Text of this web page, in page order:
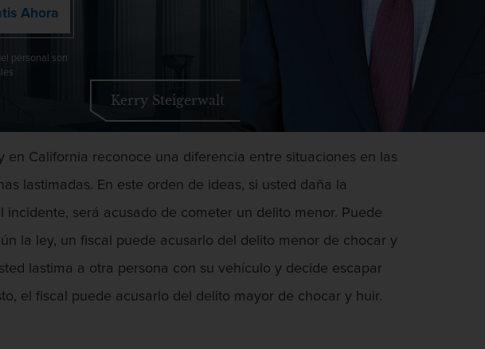
Ahora
personal son
Kerry Steigerwalt
California reconoce una diferencia entre situaciones en las
lastimadas. En este orden de ideas, si usted daña la
será acusado de cometer un delito menor. Puede
la ley, un fiscal puede acusarlo del delito menor de chocar y
lastima a otra persona con su vehículo y decide escapar
el fiscal puede acusarlo del delito mayor de chocar y huir.